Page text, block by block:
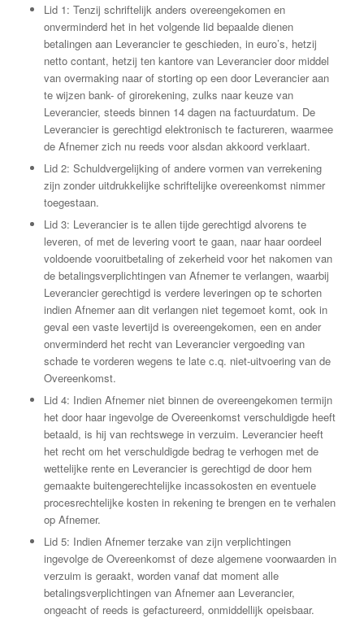
Lid 1: Tenzij schriftelijk anders overeengekomen en
onverminderd het in het volgende lid bepaalde dienen
betalingen aan Leverancier te geschieden, in euro’s, hetzij
netto contant, hetzij ten kantore van Leverancier door middel
van overmaking naar of storting op een door Leverancier aan
te wijzen bank- of girorekening, zulks naar keuze van
Leverancier, steeds binnen 14 dagen na factuurdatum. De
Leverancier is gerechtigd elektronisch te factureren, waarmee
de Afnemer zich nu reeds voor alsdan akkoord verklaart.
Lid 2: Schuldvergelijking of andere vormen van verrekening
zijn zonder uitdrukkelijke schriftelijke overeenkomst nimmer
toegestaan.
Lid 3: Leverancier is te allen tijde gerechtigd alvorens te
leveren, of met de levering voort te gaan, naar haar oordeel
voldoende vooruitbetaling of zekerheid voor het nakomen van
de betalingsverplichtingen van Afnemer te verlangen, waarbij
Leverancier gerechtigd is verdere leveringen op te schorten
indien Afnemer aan dit verlangen niet tegemoet komt, ook in
geval een vaste levertijd is overeengekomen, een en ander
onverminderd het recht van Leverancier vergoeding van
schade te vorderen wegens te late c.q. niet-uitvoering van de
Overeenkomst.
Lid 4: Indien Afnemer niet binnen de overeengekomen termijn
het door haar ingevolge de Overeenkomst verschuldigde heeft
betaald, is hij van rechtswege in verzuim. Leverancier heeft
het recht om het verschuldigde bedrag te verhogen met de
wettelijke rente en Leverancier is gerechtigd de door hem
gemaakte buitengerechtelijke incassokosten en eventuele
procesrechtelijke kosten in rekening te brengen en te verhalen
op Afnemer.
Lid 5: Indien Afnemer terzake van zijn verplichtingen
ingevolge de Overeenkomst of deze algemene voorwaarden in
verzuim is geraakt, worden vanaf dat moment alle
betalingsverplichtingen van Afnemer aan Leverancier,
ongeacht of reeds is gefactureerd, onmiddellijk opeisbaar.